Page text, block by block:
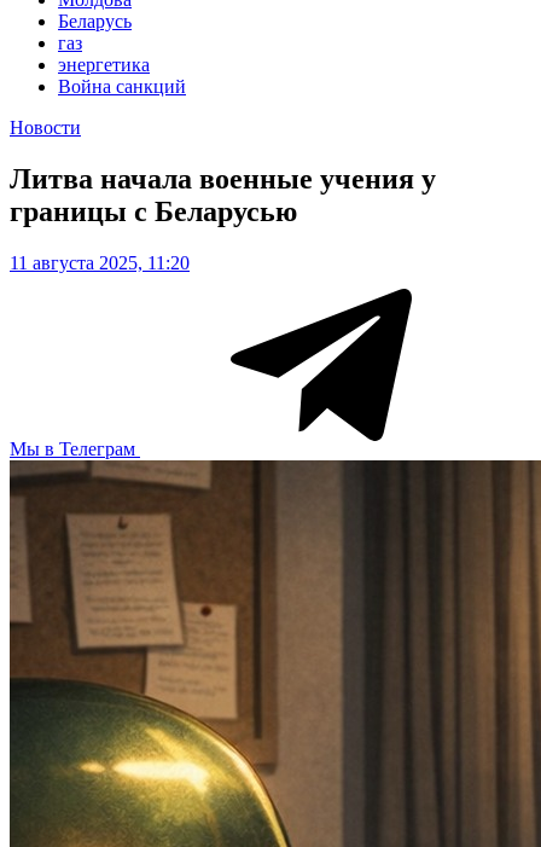
Беларусь
газ
энергетика
Война санкций
Новости
Литва начала военные учения у
границы с Беларусью
11 августа 2025, 11:20
Мы в Телеграм